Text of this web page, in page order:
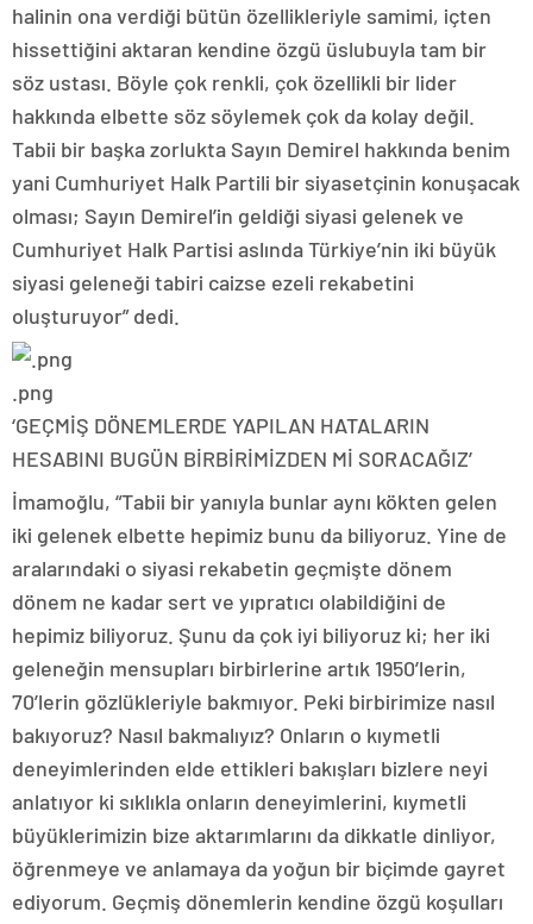
halinin ona verdiği bütün özellikleriyle samimi, içten
hissettiğini aktaran kendine özgü üslubuyla tam bir
söz ustası. Böyle çok renkli, çok özellikli bir lider
hakkında elbette söz söylemek çok da kolay değil.
Tabii bir başka zorlukta Sayın Demirel hakkında benim
yani Cumhuriyet Halk Partili bir siyasetçinin konuşacak
olması; Sayın Demirel’in geldiği siyasi gelenek ve
Cumhuriyet Halk Partisi aslında Türkiye’nin iki büyük
siyasi geleneği tabiri caizse ezeli rekabetini
oluşturuyor” dedi.
.png
‘GEÇMİŞ DÖNEMLERDE YAPILAN HATALARIN
HESABINI BUGÜN BİRBİRİMİZDEN Mİ SORACAĞIZ’
İmamoğlu, “Tabii bir yanıyla bunlar aynı kökten gelen
iki gelenek elbette hepimiz bunu da biliyoruz. Yine de
aralarındaki o siyasi rekabetin geçmişte dönem
dönem ne kadar sert ve yıpratıcı olabildiğini de
hepimiz biliyoruz. Şunu da çok iyi biliyoruz ki; her iki
geleneğin mensupları birbirlerine artık 1950’lerin,
70’lerin gözlükleriyle bakmıyor. Peki birbirimize nasıl
bakıyoruz? Nasıl bakmalıyız? Onların o kıymetli
deneyimlerinden elde ettikleri bakışları bizlere neyi
anlatıyor ki sıklıkla onların deneyimlerini, kıymetli
büyüklerimizin bize aktarımlarını da dikkatle dinliyor,
öğrenmeye ve anlamaya da yoğun bir biçimde gayret
ediyorum. Geçmiş dönemlerin kendine özgü koşulları